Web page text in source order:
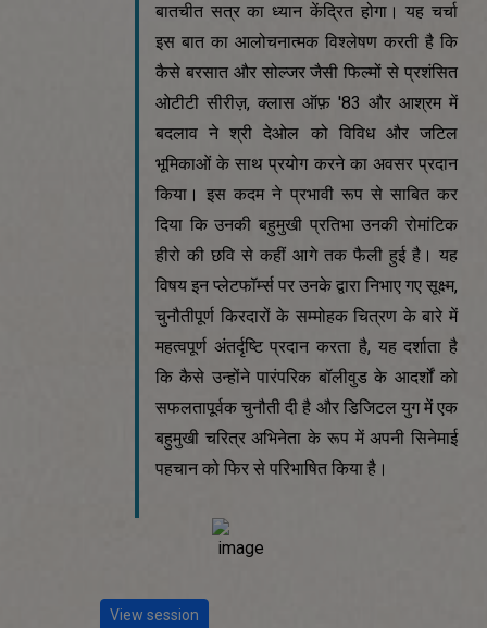
बातचीत सत्र का ध्यान केंद्रित होगा। यह चर्चा
इस बात का आलोचनात्मक विश्लेषण करती है कि
कैसे बरसात और सोल्जर जैसी फिल्मों से प्रशंसित
ओटीटी सीरीज़, क्लास ऑफ़ '83 और आश्रम में
बदलाव ने श्री देओल को विविध और जटिल
भूमिकाओं के साथ प्रयोग करने का अवसर प्रदान
किया। इस कदम ने प्रभावी रूप से साबित कर
दिया कि उनकी बहुमुखी प्रतिभा उनकी रोमांटिक
हीरो की छवि से कहीं आगे तक फैली हुई है। यह
विषय इन प्लेटफॉर्म्स पर उनके द्वारा निभाए गए सूक्ष्म,
चुनौतीपूर्ण किरदारों के सम्मोहक चित्रण के बारे में
महत्वपूर्ण अंतर्दृष्टि प्रदान करता है, यह दर्शाता है
कि कैसे उन्होंने पारंपरिक बॉलीवुड के आदर्शों को
सफलतापूर्वक चुनौती दी है और डिजिटल युग में एक
बहुमुखी चरित्र अभिनेता के रूप में अपनी सिनेमाई
पहचान को फिर से परिभाषित किया है।
View session